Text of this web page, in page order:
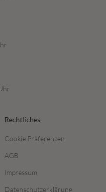
Rechtliches
Cookie Präferenzen
AGB
Impressum
Datenschutzerklärung